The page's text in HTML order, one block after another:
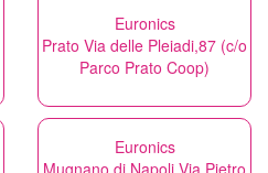
Euronics
Prato Via delle Pleiadi,87 (c/o
Parco Prato Coop)
Euronics
Mugnano di Napoli Via Pietro